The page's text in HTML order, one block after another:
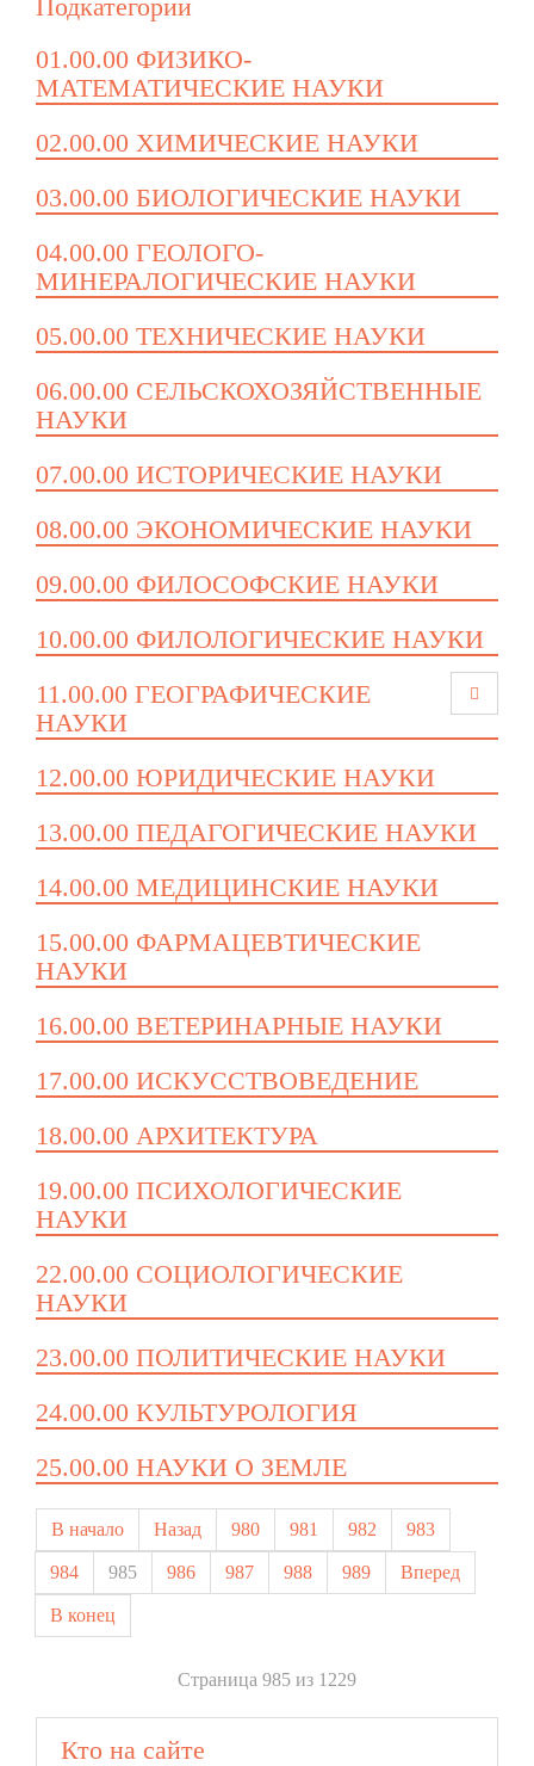
Подкатегории
01.00.00 ФИЗИКО-
МАТЕМАТИЧЕСКИЕ НАУКИ
02.00.00 ХИМИЧЕСКИЕ НАУКИ
03.00.00 БИОЛОГИЧЕСКИЕ НАУКИ
04.00.00 ГЕОЛОГО-
МИНЕРАЛОГИЧЕСКИЕ НАУКИ
05.00.00 ТЕХНИЧЕСКИЕ НАУКИ
06.00.00 СЕЛЬСКОХОЗЯЙСТВЕННЫЕ
НАУКИ
07.00.00 ИСТОРИЧЕСКИЕ НАУКИ
08.00.00 ЭКОНОМИЧЕСКИЕ НАУКИ
09.00.00 ФИЛОСОФСКИЕ НАУКИ
10.00.00 ФИЛОЛОГИЧЕСКИЕ НАУКИ
11.00.00 ГЕОГРАФИЧЕСКИЕ
НАУКИ
12.00.00 ЮРИДИЧЕСКИЕ НАУКИ
13.00.00 ПЕДАГОГИЧЕСКИЕ НАУКИ
14.00.00 МЕДИЦИНСКИЕ НАУКИ
15.00.00 ФАРМАЦЕВТИЧЕСКИЕ
НАУКИ
16.00.00 ВЕТЕРИНАРНЫЕ НАУКИ
17.00.00 ИСКУССТВОВЕДЕНИЕ
18.00.00 АРХИТЕКТУРА
19.00.00 ПСИХОЛОГИЧЕСКИЕ
НАУКИ
22.00.00 СОЦИОЛОГИЧЕСКИЕ
НАУКИ
23.00.00 ПОЛИТИЧЕСКИЕ НАУКИ
24.00.00 КУЛЬТУРОЛОГИЯ
25.00.00 НАУКИ О ЗЕМЛЕ
В начало Назад 980 981 982 983
984 985 986 987 988 989 Вперед
В конец
Страница 985 из 1229
Кто на сайте